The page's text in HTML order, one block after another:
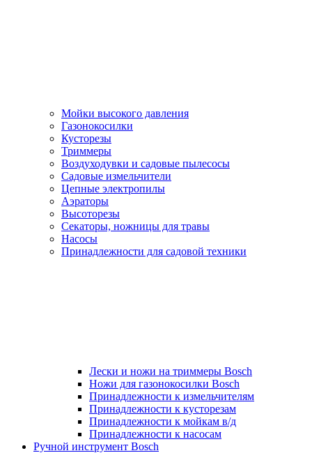
Мойки высокого давления
Газонокосилки
Кусторезы
Триммеры
Воздуходувки и садовые пылесосы
Садовые измельчители
Цепные электропилы
Аэраторы
Высоторезы
Секаторы, нoжницы для травы
Насосы
Принадлежности для садовой техники
Лески и ножи на триммеры Bosch
Ножи для газонокосилки Bosch
Принадлежности к измельчителям
Принадлежности к кусторезам
Принадлежности к мойкам в/д
Принадлежности к насосам
Ручной инструмент Bosch